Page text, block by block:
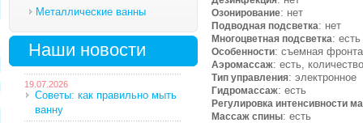
Металлические ванны
Наши новости
19.07.2026
Советы: как правильно мыть
ванну
Озонирование: нет
Подводная подсветка: нет
Многоцветная подсветка: есть
Особенности: съемная
Аэромассаж: есть,
Тип управления: электронное
Гидромассаж: есть
Регулировка интенсивности
Массаж спины: есть